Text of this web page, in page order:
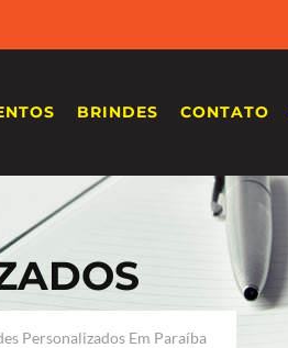
BRINDES CONTATO
Personalizados Em Paraíba